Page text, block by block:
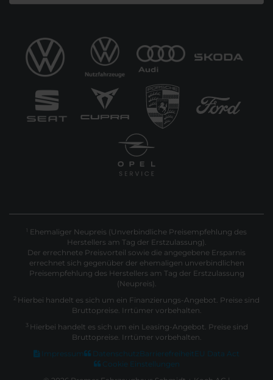
1 Ehemaliger Neupreis (Unverbindliche Preisempfehlung des
Herstellers am Tag der Erstzulassung).
Der errechnete Preisvorteil sowie die angegebene Ersparnis
errechnet sich gegenüber der ehemaligen unverbindlichen
Preisempfehlung des Herstellers am Tag der Erstzulassung
(Neupreis).
2 Hierbei handelt es sich um ein Finanzierungs-Angebot. Preise sind
Bruttopreise. Irrtümer vorbehalten.
3 Hierbei handelt es sich um ein Leasing-Angebot. Preise sind
Bruttopreise. Irrtümer vorbehalten.
Impressum
Datenschutz Barrierefreiheit EU Data Act
Cookie Einstellungen